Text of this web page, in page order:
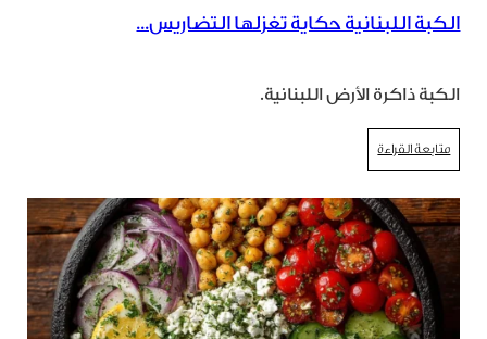
الكبة اللبنانية حكاية تغزلها التضاريس...
الكبة ذاكرة الأرض اللبنانية.
متابعة القراءة